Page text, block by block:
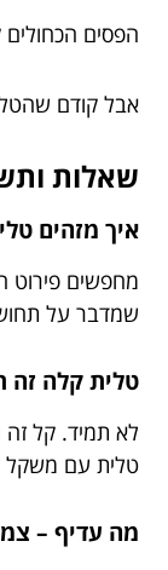
הפסים הכחולים
אבל קודם
שאלות
איך מזהים
מחפשים פירוט
שמדבר על
טלית קלה זה
לא תמיד. קל זה
טלית עם משקל
מה עדיף –